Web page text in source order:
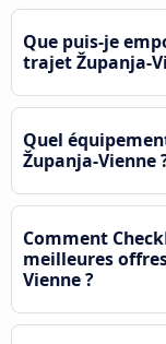
Que puis-je
trajet Županja-
Quel
Županja-Vienne
Comment
meilleures
Vienne ?